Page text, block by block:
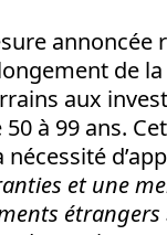
annoncée
de
aux
à 99 ans.
et une
étrangers